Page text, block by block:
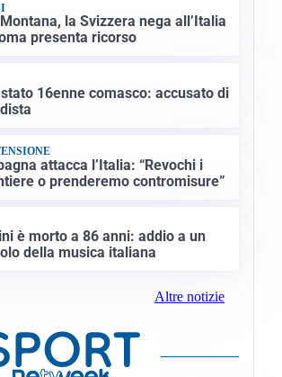
la Svizzera nega all’Italia
presenta ricorso
16enne comasco: accusato di
attacca l’Italia: “Revochi i
o prenderemo contromisure”
è morto a 86 anni: addio a un
della musica italiana
Altre notizie